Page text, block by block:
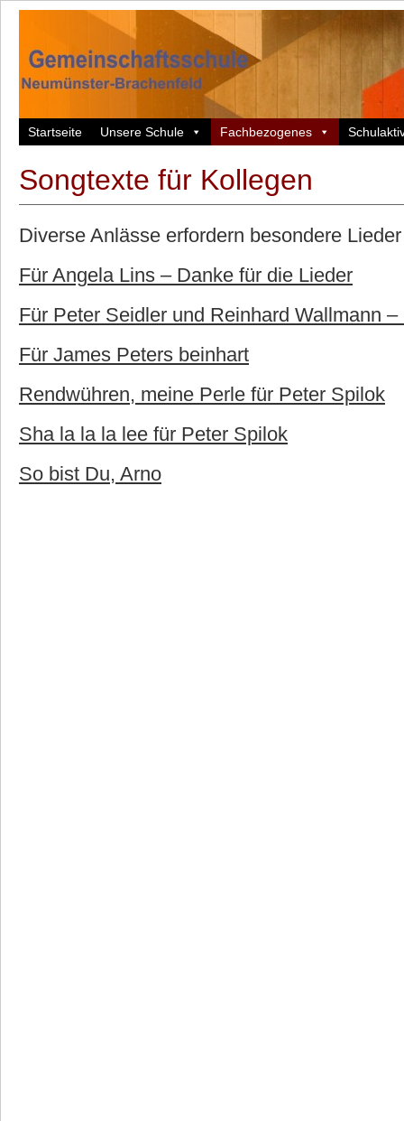
Startseite Unsere Schule Fachbezogenes
Songtexte für Kollegen
Diverse Anlässe erfordern besondere
Für Angela Lins – Danke für die Lieder
Für Peter Seidler und Reinhard Wallmann
Für James Peters beinhart
Rendwühren, meine Perle für Peter Spilok
Sha la la la lee für Peter Spilok
So bist Du, Arno